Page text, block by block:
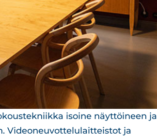
isoine näyttöineen ja
Videoneuvottelulaitteistot ja